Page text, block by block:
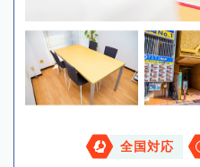
全国対応